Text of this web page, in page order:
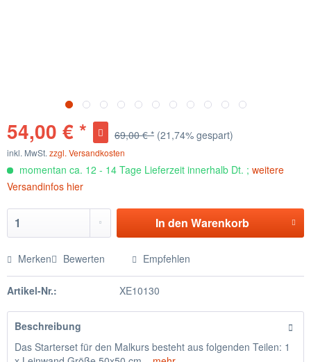
54,00 € * 69,00 € * (21,74% gespart)
inkl. MwSt. zzgl. Versandkosten
momentan ca. 12 - 14 Tage Lieferzeit innerhalb Dt. ; weitere
Versandinfos hier
In den Warenkorb
Merken Bewerten Empfehlen
Artikel-Nr.: XE10130
Beschreibung
Das Starterset für den Malkurs besteht aus folgenden Teilen: 1